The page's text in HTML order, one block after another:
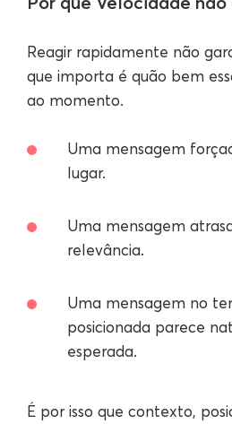
Reagir rapidamente não
que importa é quão bem
ao momento.
Uma mensagem
lugar.
Uma mensagem
relevância.
Uma mensagem no
posicionada parece
esperada.
É por isso que contexto,